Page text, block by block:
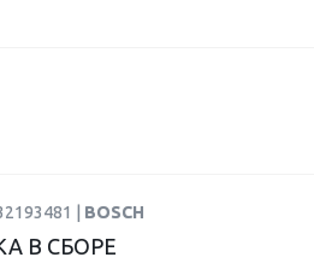
| BOSCH
В СБОРЕ